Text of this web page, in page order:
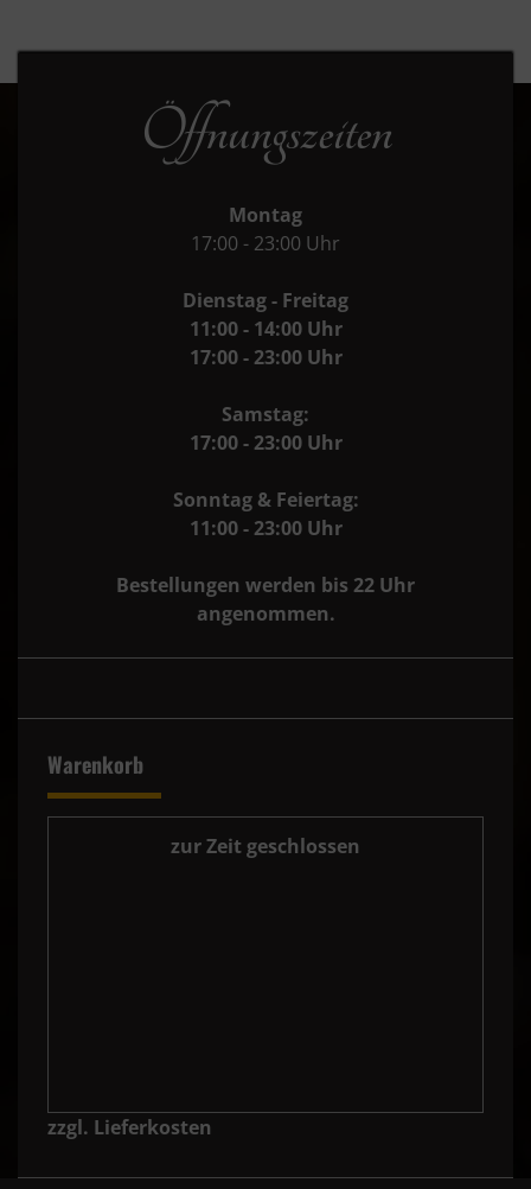
Öffnungszeiten
Montag
17:00 - 23:00 Uhr
Dienstag - Freitag
11:00 - 14:00 Uhr
17:00 - 23:00 Uhr
Samstag:
17:00 - 23:00 Uhr
Sonntag & Feiertag:
11:00 - 23:00 Uhr
Bestellungen werden bis 22 Uhr
angenommen.
Warenkorb
zur Zeit geschlossen
zzgl. Lieferkosten